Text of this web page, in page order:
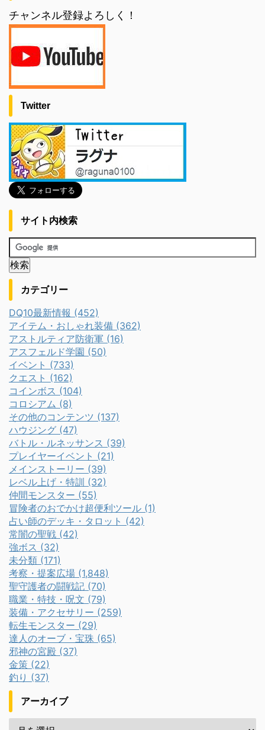
チャンネル登録よろしく！
Twitter
サイト内検索
カテゴリー
DQ10最新情報 (452)
アイテム・おしゃれ装備 (362)
アストルティア防衛軍 (16)
アスフェルド学園 (50)
イベント (733)
クエスト (162)
コインボス (104)
コロシアム (8)
その他のコンテンツ (137)
ハウジング (47)
バトル・ルネッサンス (39)
プレイヤーイベント (21)
メインストーリー (39)
レベル上げ・特訓 (32)
仲間モンスター (55)
冒険者のおでかけ超便利ツール (1)
占い師のデッキ・タロット (42)
常闇の聖戦 (42)
強ボス (32)
未分類 (171)
考察・提案広場 (1,848)
聖守護者の闘戦記 (70)
職業・特技・呪文 (79)
装備・アクセサリー (259)
転生モンスター (29)
達人のオーブ・宝珠 (65)
邪神の宮殿 (37)
金策 (22)
釣り (37)
アーカイブ